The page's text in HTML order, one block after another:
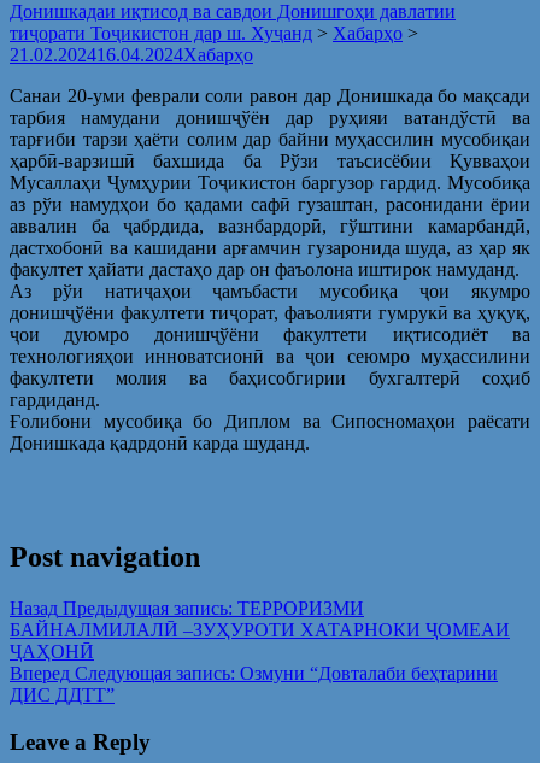
Донишкадаи иқтисод ва савдои Донишгоҳи давлатии
тиҷорати Тоҷикистон дар ш. Хуҷанд > Хабарҳо >
21.02.202416.04.2024Хабарҳо
Санаи 20-уми феврали соли равон дар Донишкада бо мақсади
тарбия намудани донишҷўён дар руҳияи ватандўстӣ ва
тарғиби тарзи ҳаёти солим дар байни муҳассилин мусобиқаи
ҳарбӣ-варзишӣ бахшида ба Рўзи таъсисёбии Қувваҳои
Мусаллаҳи Ҷумҳурии Тоҷикистон баргузор гардид. Мусобиқа
аз рўи намудҳои бо қадами сафӣ гузаштан, расонидани ёрии
аввалин ба ҷабрдида, вазнбардорӣ, гўштини камарбандӣ,
дастхобонӣ ва кашидани арғамчин гузаронида шуда, аз ҳар як
факултет ҳайати дастаҳо дар он фаъолона иштирок намуданд.
Аз рўи натиҷаҳои ҷамъбасти мусобиқа ҷои якумро
донишҷўёни факултети тиҷорат, фаъолияти гумрукӣ ва ҳуқуқ,
ҷои дуюмро донишҷўёни факултети иқтисодиёт ва
технологияҳои инноватсионӣ ва ҷои сеюмро муҳассилини
факултети молия ва баҳисобгирии бухгалтерӣ соҳиб
гардиданд.
Ғолибони мусобиқа бо Диплом ва Сипосномаҳои раёсати
Донишкада қадрдонӣ карда шуданд.
Post navigation
Назад Предыдущая запись: ТЕРРОРИЗМИ
БАЙНАЛМИЛАЛӢ –ЗУҲУРОТИ ХАТАРНОКИ ҶОМЕАИ
ҶАҲОНӢ
Вперед Следующая запись: Озмуни “Довталаби беҳтарини
ДИС ДДТТ”
Leave a Reply